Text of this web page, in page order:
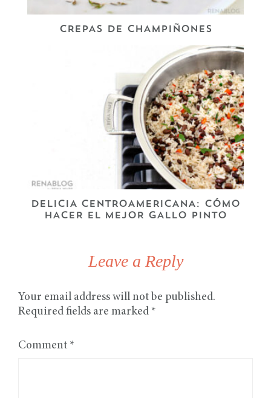
CREPAS DE CHAMPIÑONES
DELICIA CENTROAMERICANA: CÓMO
HACER EL MEJOR GALLO PINTO
Leave a Reply
Your email address will not be published.
Required fields are marked *
Comment *